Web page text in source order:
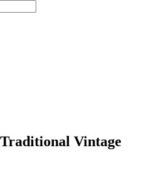
Vintage